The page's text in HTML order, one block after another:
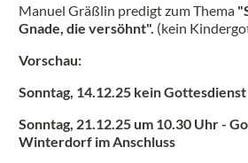
Manuel Gräßlin predigt zum Thema
Gnade, die versöhnt". (kein
Vorschau:
Sonntag, 14.12.25 kein Gottesdienst
Sonntag, 21.12.25 um 10.30 Uhr -
Winterdorf im Anschluss